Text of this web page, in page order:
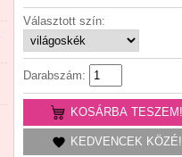
Választott szín:
Darabszám:
KOSÁRBA TESZEM!
KEDVENCEK KÖZÉ!